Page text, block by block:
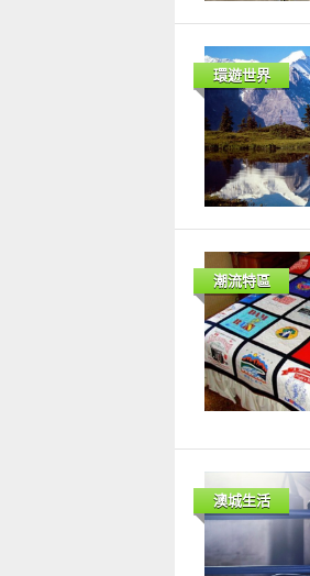
環遊世界
潮流特區
澳城生活